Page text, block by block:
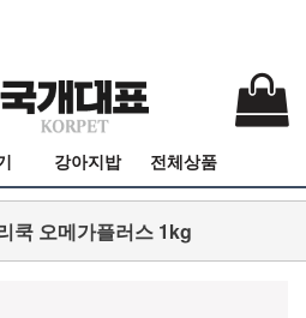
강아지밥 전체상품
쿡 오메가플러스 1kg